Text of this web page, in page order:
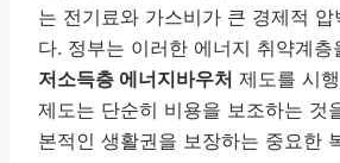
는 전기료와 가스비가 큰 경제적 압
다. 정부는 이러한 에너지 취약계층
저소득층 에너지바우처 제도를 시
제도는 단순히 비용을 보조하는 것
본적인 생활권을 보장하는 중요한